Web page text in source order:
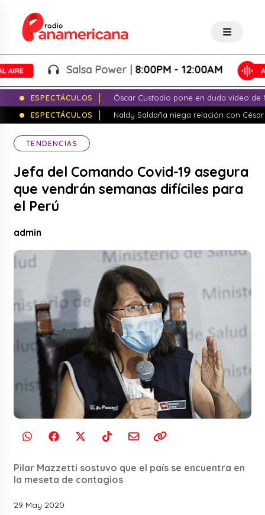
Salsa Power |8:00PM - 12:00AM
ESPECTÁCULOS
Óscar Custodio pone en duda video de
ESPECTÁCULOS
Naldy Saldaña niega relación con
TENDENCIAS
Jefa del Comando Covid-19 asegura
que vendrán semanas difíciles para
el Perú
admin
Pilar Mazzetti sostuvo que el país se encuentra en
la meseta de contagios
29 May 2020